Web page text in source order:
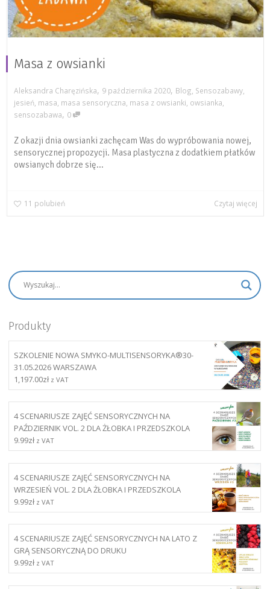
Masa z owsianki
Aleksandra Charęzińska, 9 października 2020, Blog Sensozabawy
jesień masa masa sensoryczna masa z owsianki owsianka
sensozabawa, 0
Z okazji dnia owsianki zachęcam Was do wypróbowania nowej,
sensorycznej propozycji. Masa plastyczna z dodatkiem płatków
owsianych dobrze się...
11 polubień Czytaj więcej
Produkty
SZKOLENIE NOWA SMYKO-MULTISENSORYKA®30-
31.05.2026 WARSZAWA
1,197.00zł z VAT
4 SCENARIUSZE ZAJĘĆ SENSORYCZNYCH NA
PAŹDZIERNIK VOL. 2 DLA ŻŁOBKA I PRZEDSZKOLA
9.99zł z VAT
4 SCENARIUSZE ZAJĘĆ SENSORYCZNYCH NA
WRZESIEŃ VOL. 2 DLA ŻŁOBKA I PRZEDSZKOLA
9.99zł z VAT
4 SCENARIUSZE ZAJĘĆ SENSORYCZNYCH NA LATO Z
GRĄ SENSORYCZNĄ DO DRUKU
9.99zł z VAT